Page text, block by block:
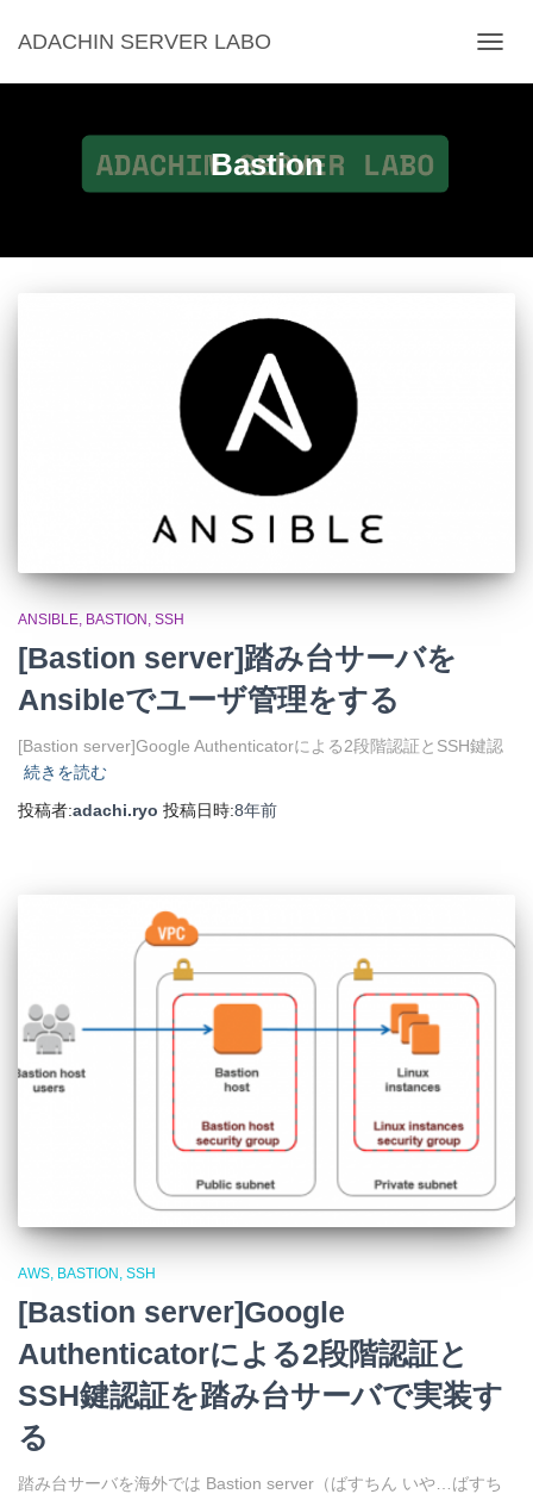
ADACHIN SERVER LABO
ビ
Bastion
ANSIBLE BASTION SSH
[Bastion server]踏み台サーバを
Ansibleでユーザ管理をする
[Bastion server]Google Authenticatorによる2段階認証とSSH鍵認
続きを読む
投稿者:adachi.ryo 投稿日時:8年前
AWS BASTION SSH
[Bastion server]Google
Authenticatorによる2段階認証と
SSH鍵認証を踏み台サーバで実装す
る
踏み台サーバを海外では Bastion server（ばすちん いや…ばすち